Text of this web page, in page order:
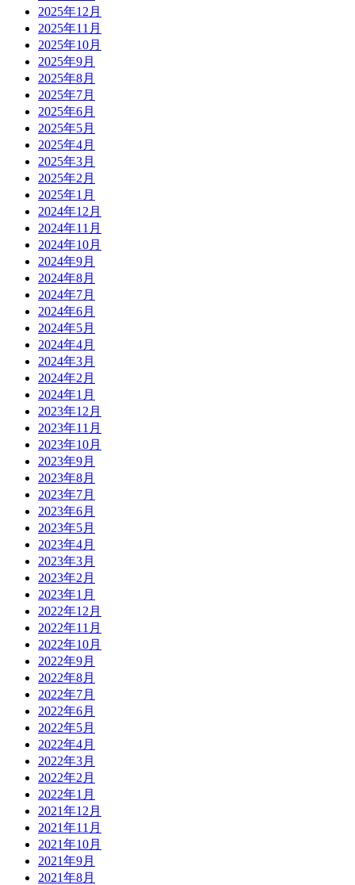
2025年12月
2025年11月
2025年10月
2025年9月
2025年8月
2025年7月
2025年6月
2025年5月
2025年4月
2025年3月
2025年2月
2025年1月
2024年12月
2024年11月
2024年10月
2024年9月
2024年8月
2024年7月
2024年6月
2024年5月
2024年4月
2024年3月
2024年2月
2024年1月
2023年12月
2023年11月
2023年10月
2023年9月
2023年8月
2023年7月
2023年6月
2023年5月
2023年4月
2023年3月
2023年2月
2023年1月
2022年12月
2022年11月
2022年10月
2022年9月
2022年8月
2022年7月
2022年6月
2022年5月
2022年4月
2022年3月
2022年2月
2022年1月
2021年12月
2021年11月
2021年10月
2021年9月
2021年8月